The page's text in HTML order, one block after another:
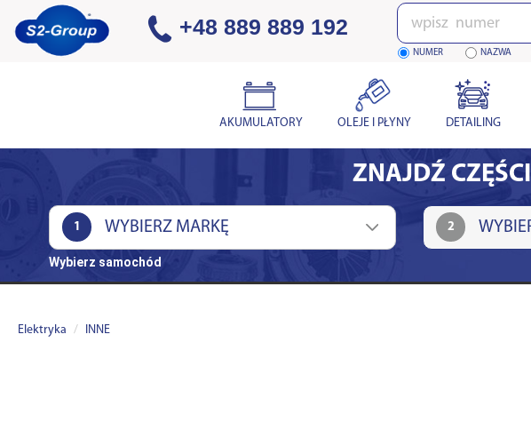
+48 889 889 192 Wpisz
numer
NUMER NAZWA
AKUMULATORY OLEJE I PŁYNY DETAILING
ZNAJDŹ
1 2
Wybierz samochód
Elektryka INNE